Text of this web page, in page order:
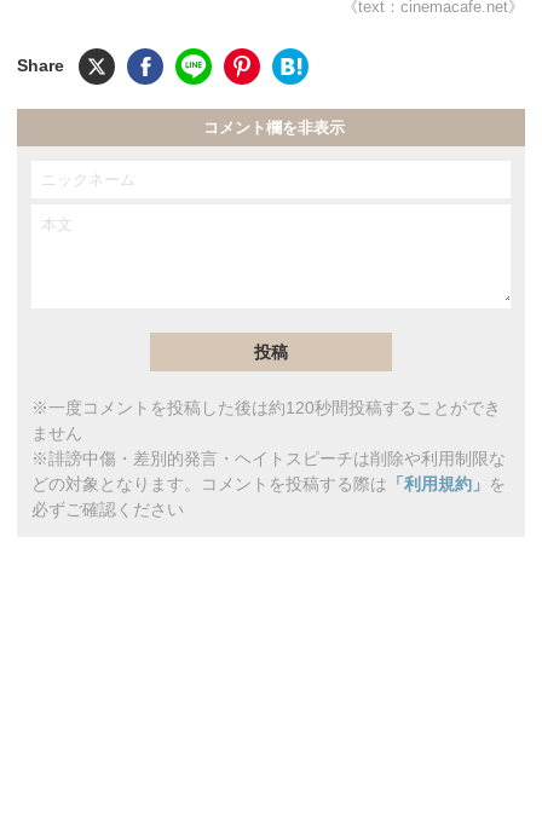
《text：cinemacafe.net》
コメント欄を非表示
※一度コメントを投稿した後は約120秒間投稿することができ
ません
※誹謗中傷・差別的発言・ヘイトスピーチは削除や利用制限な
どの対象となります。コメントを投稿する際は 「利用規約」 を
必ずご確認ください